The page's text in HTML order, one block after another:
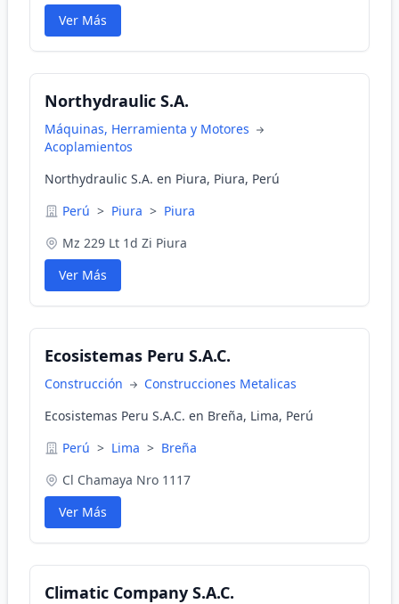
Ver Más
Northydraulic S.A.
Máquinas, Herramienta y Motores
Acoplamientos
Northydraulic S.A. en Piura, Piura, Perú
Perú > Piura > Piura
Mz 229 Lt 1d Zi Piura
Ver Más
Ecosistemas Peru S.A.C.
Construcción
Construcciones Metalicas
Ecosistemas Peru S.A.C. en Breña, Lima, Perú
Perú > Lima > Breña
Cl Chamaya Nro 1117
Ver Más
Climatic Company S.A.C.